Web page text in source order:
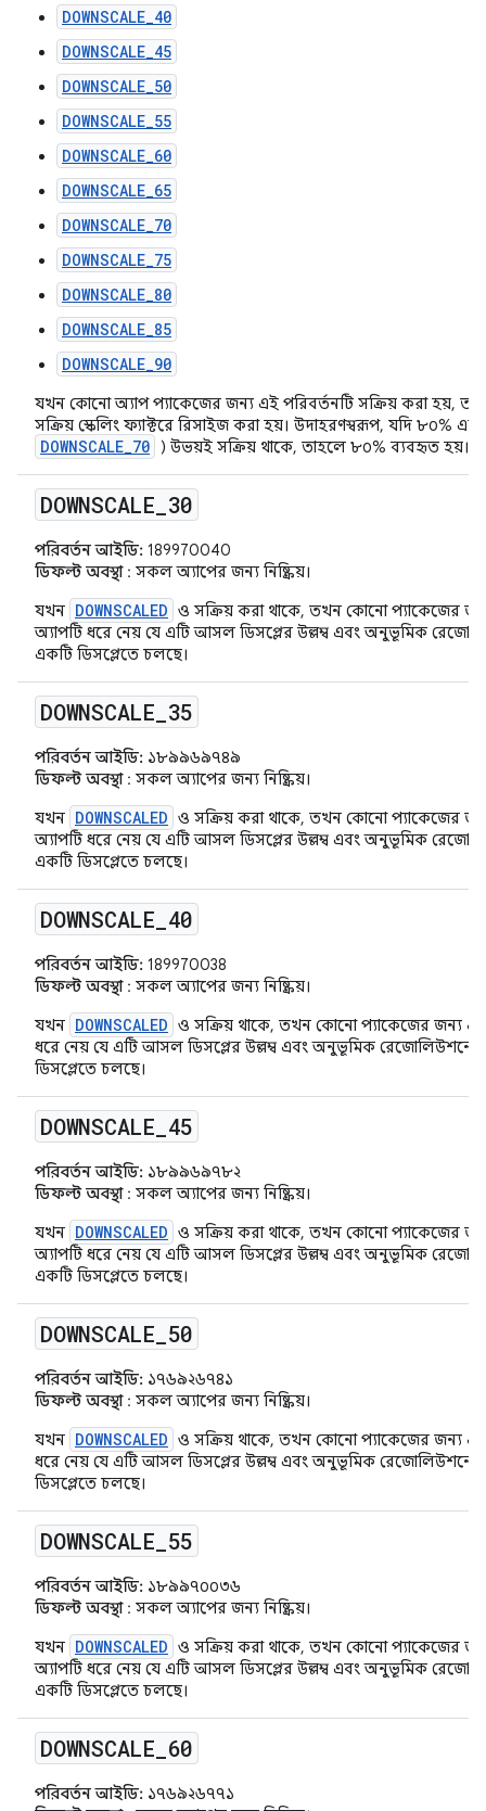
DOWNSCALE_40
DOWNSCALE_45
DOWNSCALE_50
DOWNSCALE_55
DOWNSCALE_60
DOWNSCALE_65
DOWNSCALE_70
DOWNSCALE_75
DOWNSCALE_80
DOWNSCALE_85
DOWNSCALE_90
যখন কোনো অ্যাপ প্যাকেজের জন্য এই পরিবর্তনটি সক্রিয় করা হয়,
সক্রিয় স্কেলিং ফ্যাক্টরে রিসাইজ করা হয়। উদাহরণস্বরূপ, যদি ৮০%
DOWNSCALE_70 ) উভয়ই সক্রিয় থাকে, তাহলে ৮০% ব্যবহৃত হয়।
DOWNSCALE 30
পরিবর্তন আইডি: 189970040
ডিফল্ট অবস্থা: সকল অ্যাপের জন্য নিষ্ক্রিয়।
যখন DOWNSCALED ও সক্রিয় করা থাকে, তখন কোনো প্যাকেজের
অ্যাপটি ধরে নেয় যে এটি আসল ডিসপ্লের উল্লম্ব এবং অনুভূমিক
একটি ডিসপ্লেতে চলছে।
DOWNSCALE 35
পরিবর্তন আইডি: ১৮৯৯৬৯৭৪৯
ডিফল্ট অবস্থা: সকল অ্যাপের জন্য নিষ্ক্রিয়।
যখন DOWNSCALED ও সক্রিয় করা থাকে, তখন কোনো প্যাকেজের
অ্যাপটি ধরে নেয় যে এটি আসল ডিসপ্লের উল্লম্ব এবং অনুভূমিক
একটি ডিসপ্লেতে চলছে।
DOWNSCALE 40
পরিবর্তন আইডি: 189970038
ডিফল্ট অবস্থা: সকল অ্যাপের জন্য নিষ্ক্রিয়।
যখন DOWNSCALED ও সক্রিয় থাকে, তখন কোনো প্যাকেজের জন্য
ধরে নেয় যে এটি আসল ডিসপ্লের উল্লম্ব এবং অনুভূমিক
ডিসপ্লেতে চলছে।
DOWNSCALE 45
পরিবর্তন আইডি: ১৮৯৯৬৯৭৮২
ডিফল্ট অবস্থা: সকল অ্যাপের জন্য নিষ্ক্রিয়।
যখন DOWNSCALED ও সক্রিয় করা থাকে, তখন কোনো প্যাকেজের
অ্যাপটি ধরে নেয় যে এটি আসল ডিসপ্লের উল্লম্ব এবং অনুভূমিক
একটি ডিসপ্লেতে চলছে।
DOWNSCALE 50
পরিবর্তন আইডি: ১৭৬৯২৬৭৪১
ডিফল্ট অবস্থা: সকল অ্যাপের জন্য নিষ্ক্রিয়।
যখন DOWNSCALED ও সক্রিয় থাকে, তখন কোনো প্যাকেজের জন্য
ধরে নেয় যে এটি আসল ডিসপ্লের উল্লম্ব এবং অনুভূমিক
ডিসপ্লেতে চলছে।
DOWNSCALE 55
পরিবর্তন আইডি: ১৮৯৯৭০০৩৬
ডিফল্ট অবস্থা: সকল অ্যাপের জন্য নিষ্ক্রিয়।
যখন DOWNSCALED ও সক্রিয় করা থাকে, তখন কোনো প্যাকেজের
অ্যাপটি ধরে নেয় যে এটি আসল ডিসপ্লের উল্লম্ব এবং অনুভূমিক
একটি ডিসপ্লেতে চলছে।
DOWNSCALE 60
পরিবর্তন আইডি: ১৭৬৯২৬৭৭১